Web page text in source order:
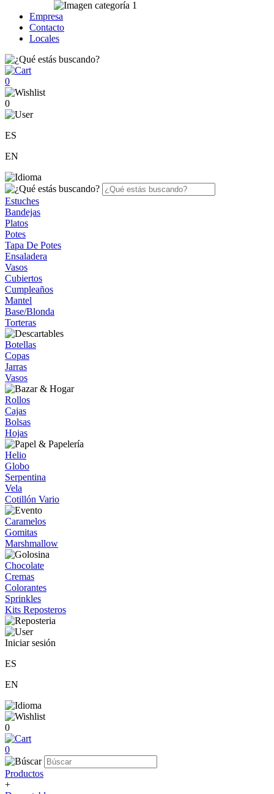
Empresa
Contacto
Locales
0
0
ES
EN
Estuches
Bandejas
Platos
Potes
Tapa De Potes
Ensaladera
Vasos
Cubiertos
Cumpleaños
Mantel
Base/Blonda
Torteras
Botellas
Copas
Jarras
Vasos
Rollos
Cajas
Bolsas
Hojas
Helio
Globo
Serpentina
Vela
Cotillón Vario
Caramelos
Gomitas
Marshmallow
Chocolate
Cremas
Colorantes
Sprinkles
Kits Reposteros
Iniciar sesión
ES
EN
0
0
Productos
+